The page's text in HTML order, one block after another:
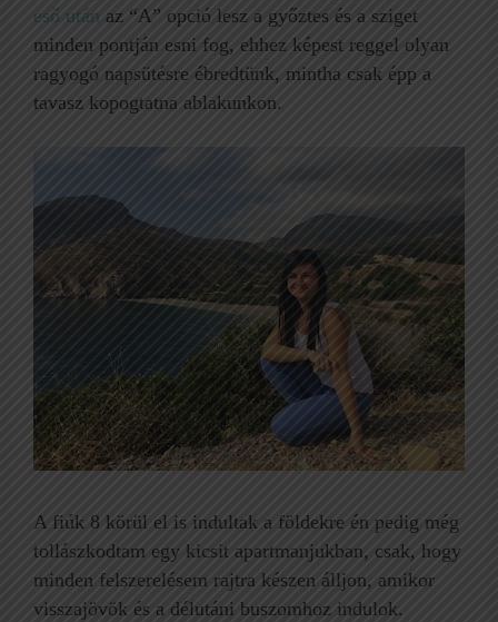
eső után az “A” opció lesz a győztes és a sziget
minden pontján esni fog, ehhez képest reggel olyan
ragyogó napsütésre ébredtünk, mintha csak épp a
tavasz kopogtatna ablakunkon.
A fiúk 8 körül el is indultak a földekre én pedig még
tollászkodtam egy kicsit apartmanjukban, csak, hogy
minden felszerelésem rajtra készen álljon, amikor
visszajövök és a délutáni buszomhoz indulok.